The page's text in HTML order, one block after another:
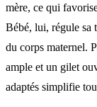
mère, ce qui
Bébé, lui, régule sa
du corps maternel.
ample et un gilet
adaptés simplifie